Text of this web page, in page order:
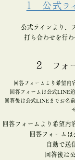
１ 公式ラ
公式ラインより、
打ち合わせを行わ
2 フォ
回答フォームより希望内
回答フォームは公式LINE
回答後は公式LINEまでお名
回答フォームより希望内
回答フォーム
自動で送
回答後は